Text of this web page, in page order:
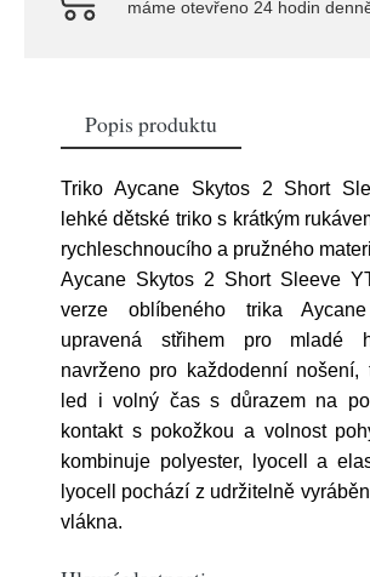
máme otevřeno 24 hodin
Popis produktu
Triko Aycane Skytos 2 Short
lehké dětské triko s krátkým
rychleschnoucího a pružného
Aycane Skytos 2 Short Sleeve
verze oblíbeného trika
upravená střihem pro mladé
navrženo pro každodenní nošení,
led i volný čas s důrazem na
kontakt s pokožkou a volnost
kombinuje polyester, lyocell a
lyocell pochází z udržitelně
vlákna.